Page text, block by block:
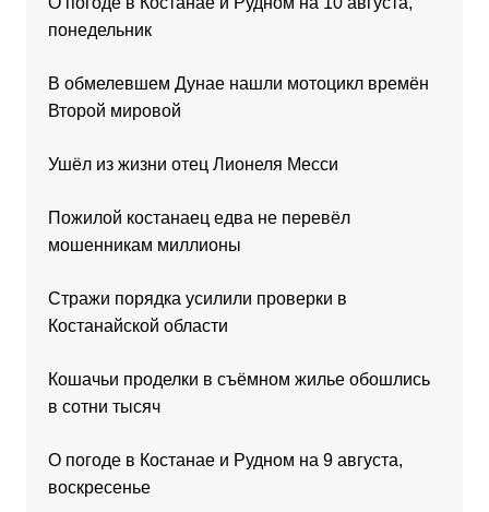
понедельник
В обмелевшем Дунае нашли мотоцикл времён
Второй мировой
Ушёл из жизни отец Лионеля Месси
Пожилой костанаец едва не перевёл
мошенникам миллионы
Стражи порядка усилили проверки в
Костанайской области
Кошачьи проделки в съёмном жилье обошлись
в сотни тысяч
О погоде в Костанае и Рудном на 9 августа,
воскресенье